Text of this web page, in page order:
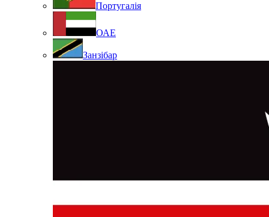
Португалія
ОАЕ
Занзібар